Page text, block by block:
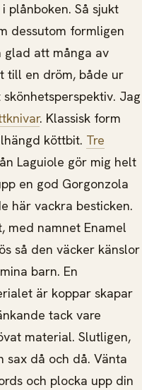
plånboken. Så sjukt
dessutom formligen
att många av
till en dröm, både ur
Jag
. Klassisk form
köttbit. Tre
Laguiole gör mig helt
en god Gorgonzola
här vackra besticken.
med namnet Enamel
så den väcker känslor
barn. En
är koppar skapar
tack vare
material. Slutligen,
sax då och då. Vänta
och plocka upp din